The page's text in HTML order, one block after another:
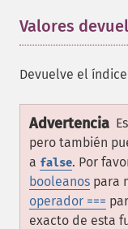
Valores
Devuelve el
Advertencia
pero también
a false. Por
booleanos para
operador ===
exacto de esta